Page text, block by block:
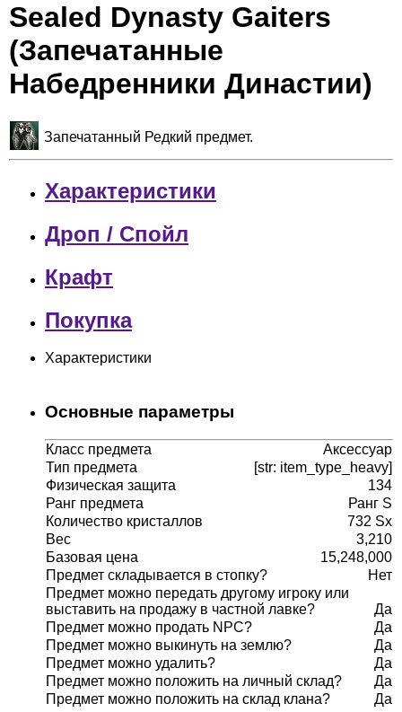
Sealed Dynasty Gaiters
(Запечатанные
Набедренники Династии)
Запечатанный Редкий предмет.
Характеристики
Дроп / Спойл
Крафт
Покупка
Характеристики
Основные параметры
Класс предмета
Аксессуар
Тип предмета
[str: item_type_heavy]
Физическая защита
134
Ранг предмета
Ранг S
Количество кристаллов
732 Sx
Вес
3,210
Базовая цена
15,248,000
Предмет складывается в стопку?
Нет
Предмет можно передать другому игроку или
выставить на продажу в частной лавке?
Да
Предмет можно продать NPC?
Да
Предмет можно выкинуть на землю?
Да
Предмет можно удалить?
Да
Предмет можно положить на личный склад?
Да
Предмет можно положить на склад клана?
Да